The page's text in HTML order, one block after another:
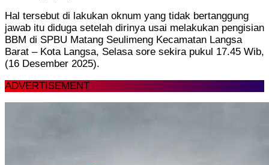
Hal tersebut di lakukan oknum yang tidak bertanggung
jawab itu diduga setelah dirinya usai melakukan pengisian
BBM di SPBU Matang Seulimeng Kecamatan Langsa
Barat – Kota Langsa, Selasa sore sekira pukul 17.45 Wib,
(16 Desember 2025).
ADVERTISEMENT